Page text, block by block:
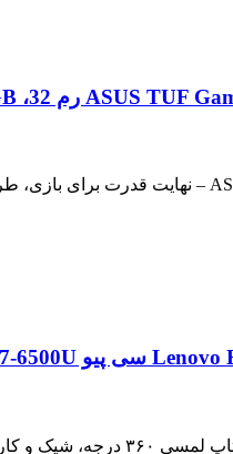
199,000,000 تومان
39,900,000 تومان